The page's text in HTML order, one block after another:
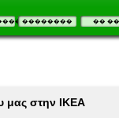
�������� ��
μας στην ΙΚΕΑ